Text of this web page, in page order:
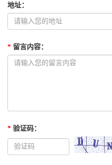
地址：
* 留言内容：
* 验证码：